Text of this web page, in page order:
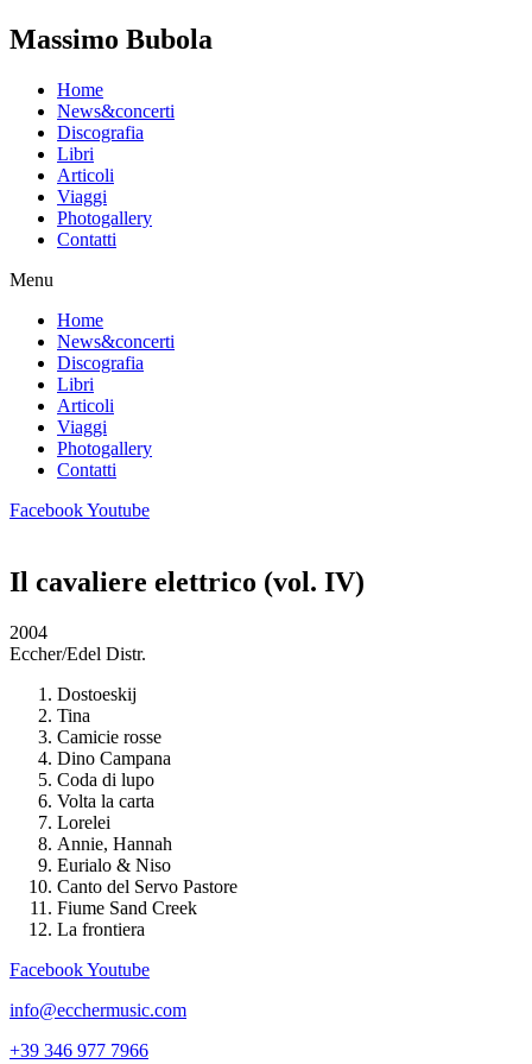
Massimo Bubola
Home
News&concerti
Discografia
Libri
Articoli
Viaggi
Photogallery
Contatti
Menu
Home
News&concerti
Discografia
Libri
Articoli
Viaggi
Photogallery
Contatti
FacebookYoutube
Il cavaliere elettrico (vol. IV)
2004
Eccher/Edel Distr.
Dostoeskij
Tina
Camicie rosse
Dino Campana
Coda di lupo
Volta la carta
Lorelei
Annie, Hannah
Eurialo & Niso
Canto del Servo Pastore
Fiume Sand Creek
La frontiera
FacebookYoutube
info@ecchermusic.com
+39 346 977 7966